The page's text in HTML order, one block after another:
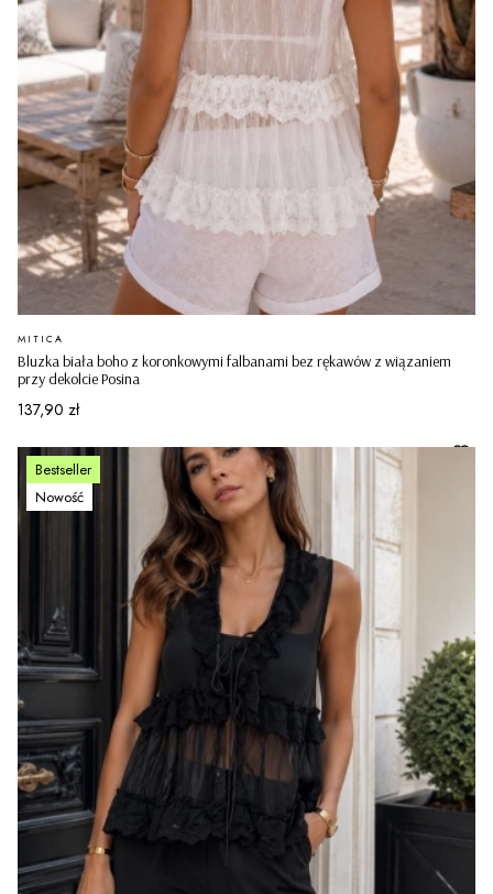
Bluzka biała boho z koronkowymi falbanami bez rękawów z wiązaniem
przy dekolcie Posina
PRODUCENT
MITICA
Cena
137,90 zł
Bestseller
Nowość